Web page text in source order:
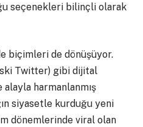
seçenekleri bilinçli olarak
biçimleri de dönüşüyor.
Twitter) gibi dijital
harmanlanmış
siyasetle kurduğu yeni
dönemlerinde viral olan